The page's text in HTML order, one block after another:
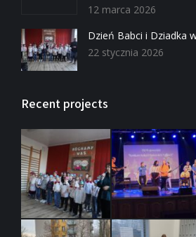
12 marca 2026
Dzień Babci i Dziadka
22 stycznia 2026
Recent projects